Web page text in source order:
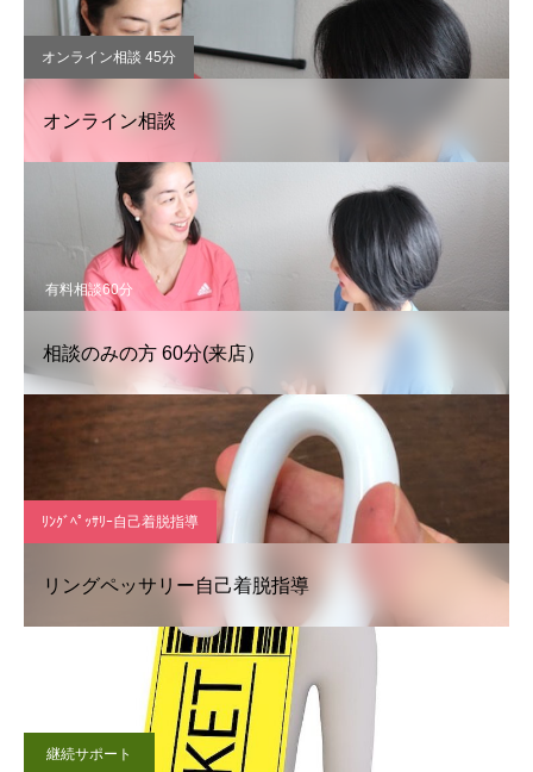
オンライン相談 45分
オンライン相談
有料相談60分
相談のみの方 60分(来店）
ﾘﾝｸﾞﾍﾟｯｻﾘｰ自己着脱指導
リングペッサリー自己着脱指導
継続サポート